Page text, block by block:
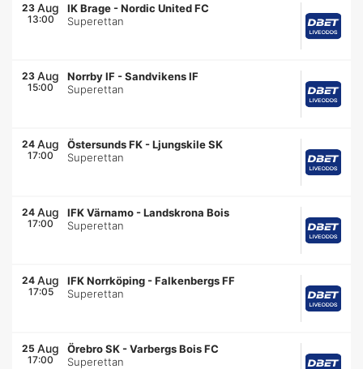
23 Aug
13:00
IK Brage -Nordic United FC
Superettan
23 Aug
15:00
Norrby IF -Sandvikens IF
Superettan
24 Aug
17:00
Östersunds FK -Ljungskile SK
Superettan
24 Aug
17:00
IFK Värnamo -Landskrona Bois
Superettan
24 Aug
17:05
IFK Norrköping -Falkenbergs FF
Superettan
25 Aug
17:00
Örebro SK -Varbergs Bois FC
Superettan